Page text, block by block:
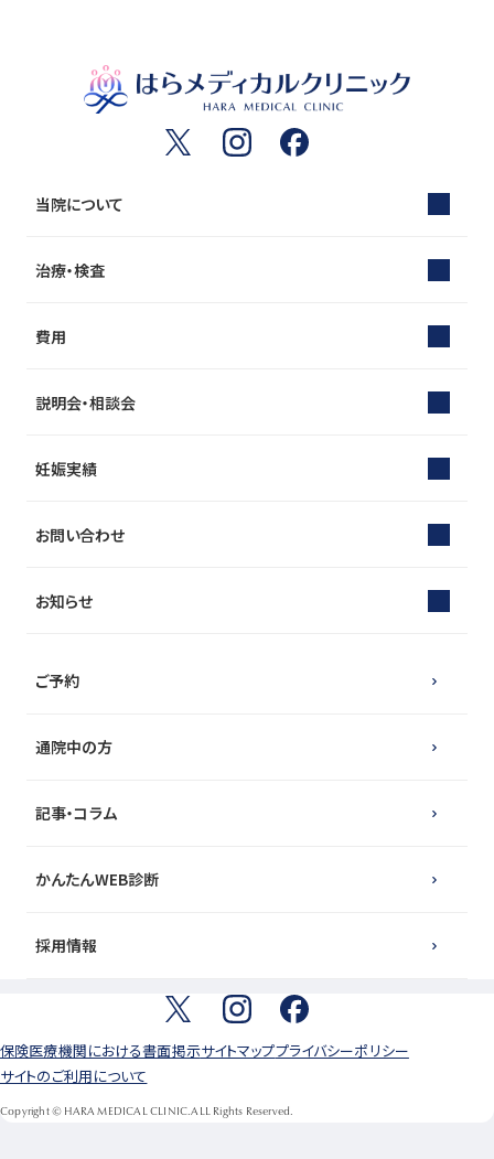
当院について
治療・検査
費用
説明会・相談会
妊娠実績
お問い合わせ
お知らせ
通院中の方
ご予約
記事・コラム
かんたんWEB診断
採用情報
保険医療機関における書面掲示サイトマッププライバシーポリシー
サイトのご利用について
Copyright © HARA MEDICAL CLINIC.ALL Rights Reserved.